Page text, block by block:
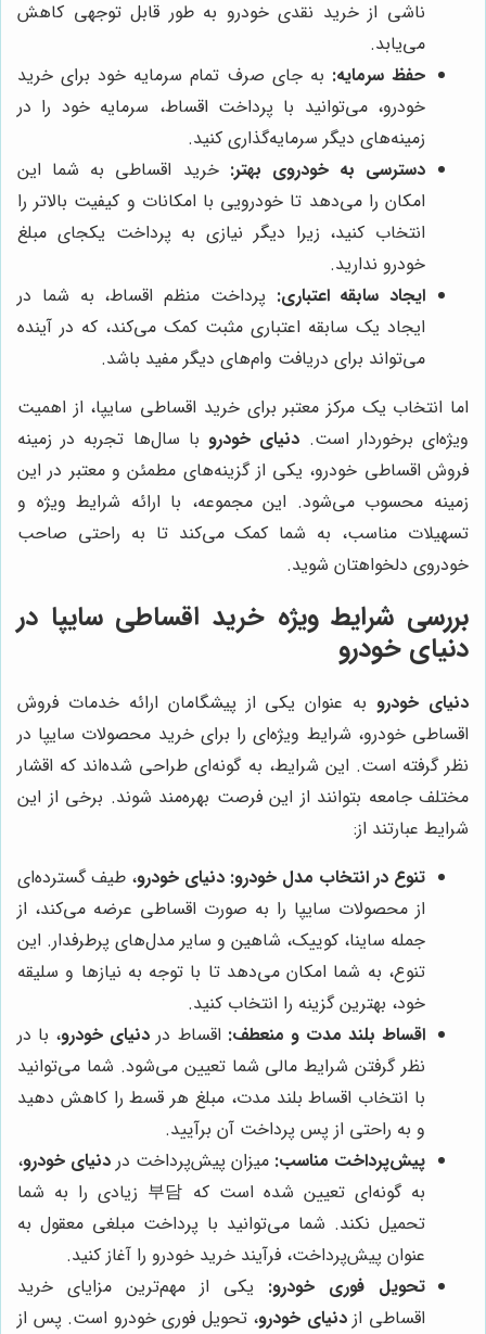
ناشی از خرید نقدی خودرو به طور قابل توجهی کاهش
می‌یابد.
حفظ سرمایه: به جای صرف تمام سرمایه خود برای خرید
خودرو، می‌توانید با پرداخت اقساط، سرمایه خود را در
زمینه‌های دیگر سرمایه‌گذاری کنید.
دسترسی به خودروی بهتر: خرید اقساطی به شما این
امکان را می‌دهد تا خودرویی با امکانات و کیفیت بالاتر را
انتخاب کنید، زیرا دیگر نیازی به پرداخت یکجای مبلغ
خودرو ندارید.
ایجاد سابقه اعتباری: پرداخت منظم اقساط، به شما در
ایجاد یک سابقه اعتباری مثبت کمک می‌کند، که در آینده
می‌تواند برای دریافت وام‌های دیگر مفید باشد.
اما انتخاب یک مرکز معتبر برای خرید اقساطی سایپا، از اهمیت
ویژه‌ای برخوردار است. دنیای خودرو با سال‌ها تجربه در زمینه
فروش اقساطی خودرو، یکی از گزینه‌های مطمئن و معتبر در این
زمینه محسوب می‌شود. این مجموعه، با ارائه شرایط ویژه و
تسهیلات مناسب، به شما کمک می‌کند تا به راحتی صاحب
خودروی دلخواهتان شوید.
بررسی شرایط ویژه خرید اقساطی سایپا در
دنیای خودرو
دنیای خودرو به عنوان یکی از پیشگامان ارائه خدمات فروش
اقساطی خودرو، شرایط ویژه‌ای را برای خرید محصولات سایپا در
نظر گرفته است. این شرایط، به گونه‌ای طراحی شده‌اند که اقشار
مختلف جامعه بتوانند از این فرصت بهره‌مند شوند. برخی از این
شرایط عبارتند از:
تنوع در انتخاب مدل خودرو: دنیای خودرو، طیف گسترده‌ای
از محصولات سایپا را به صورت اقساطی عرضه می‌کند، از
جمله ساینا، کوییک، شاهین و سایر مدل‌های پرطرفدار. این
تنوع، به شما امکان می‌دهد تا با توجه به نیازها و سلیقه
خود، بهترین گزینه را انتخاب کنید.
اقساط بلند مدت و منعطف: اقساط در دنیای خودرو، با در
نظر گرفتن شرایط مالی شما تعیین می‌شود. شما می‌توانید
با انتخاب اقساط بلند مدت، مبلغ هر قسط را کاهش دهید
و به راحتی از پس پرداخت آن برآیید.
پیش‌پرداخت مناسب: میزان پیش‌پرداخت در دنیای خودرو،
به گونه‌ای تعیین شده است که 부담 زیادی را به شما
تحمیل نکند. شما می‌توانید با پرداخت مبلغی معقول به
عنوان پیش‌پرداخت، فرآیند خرید خودرو را آغاز کنید.
تحویل فوری خودرو: یکی از مهم‌ترین مزایای خرید
اقساطی ازدنیای خودرو، تحویل فوری خودرو است. پس از